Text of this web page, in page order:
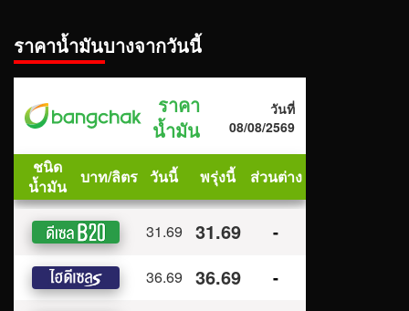
ราคาน้ำมันบางจากวันนี้